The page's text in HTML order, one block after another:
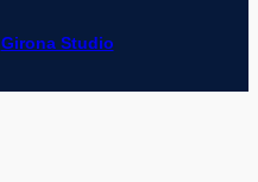
Girona Studio